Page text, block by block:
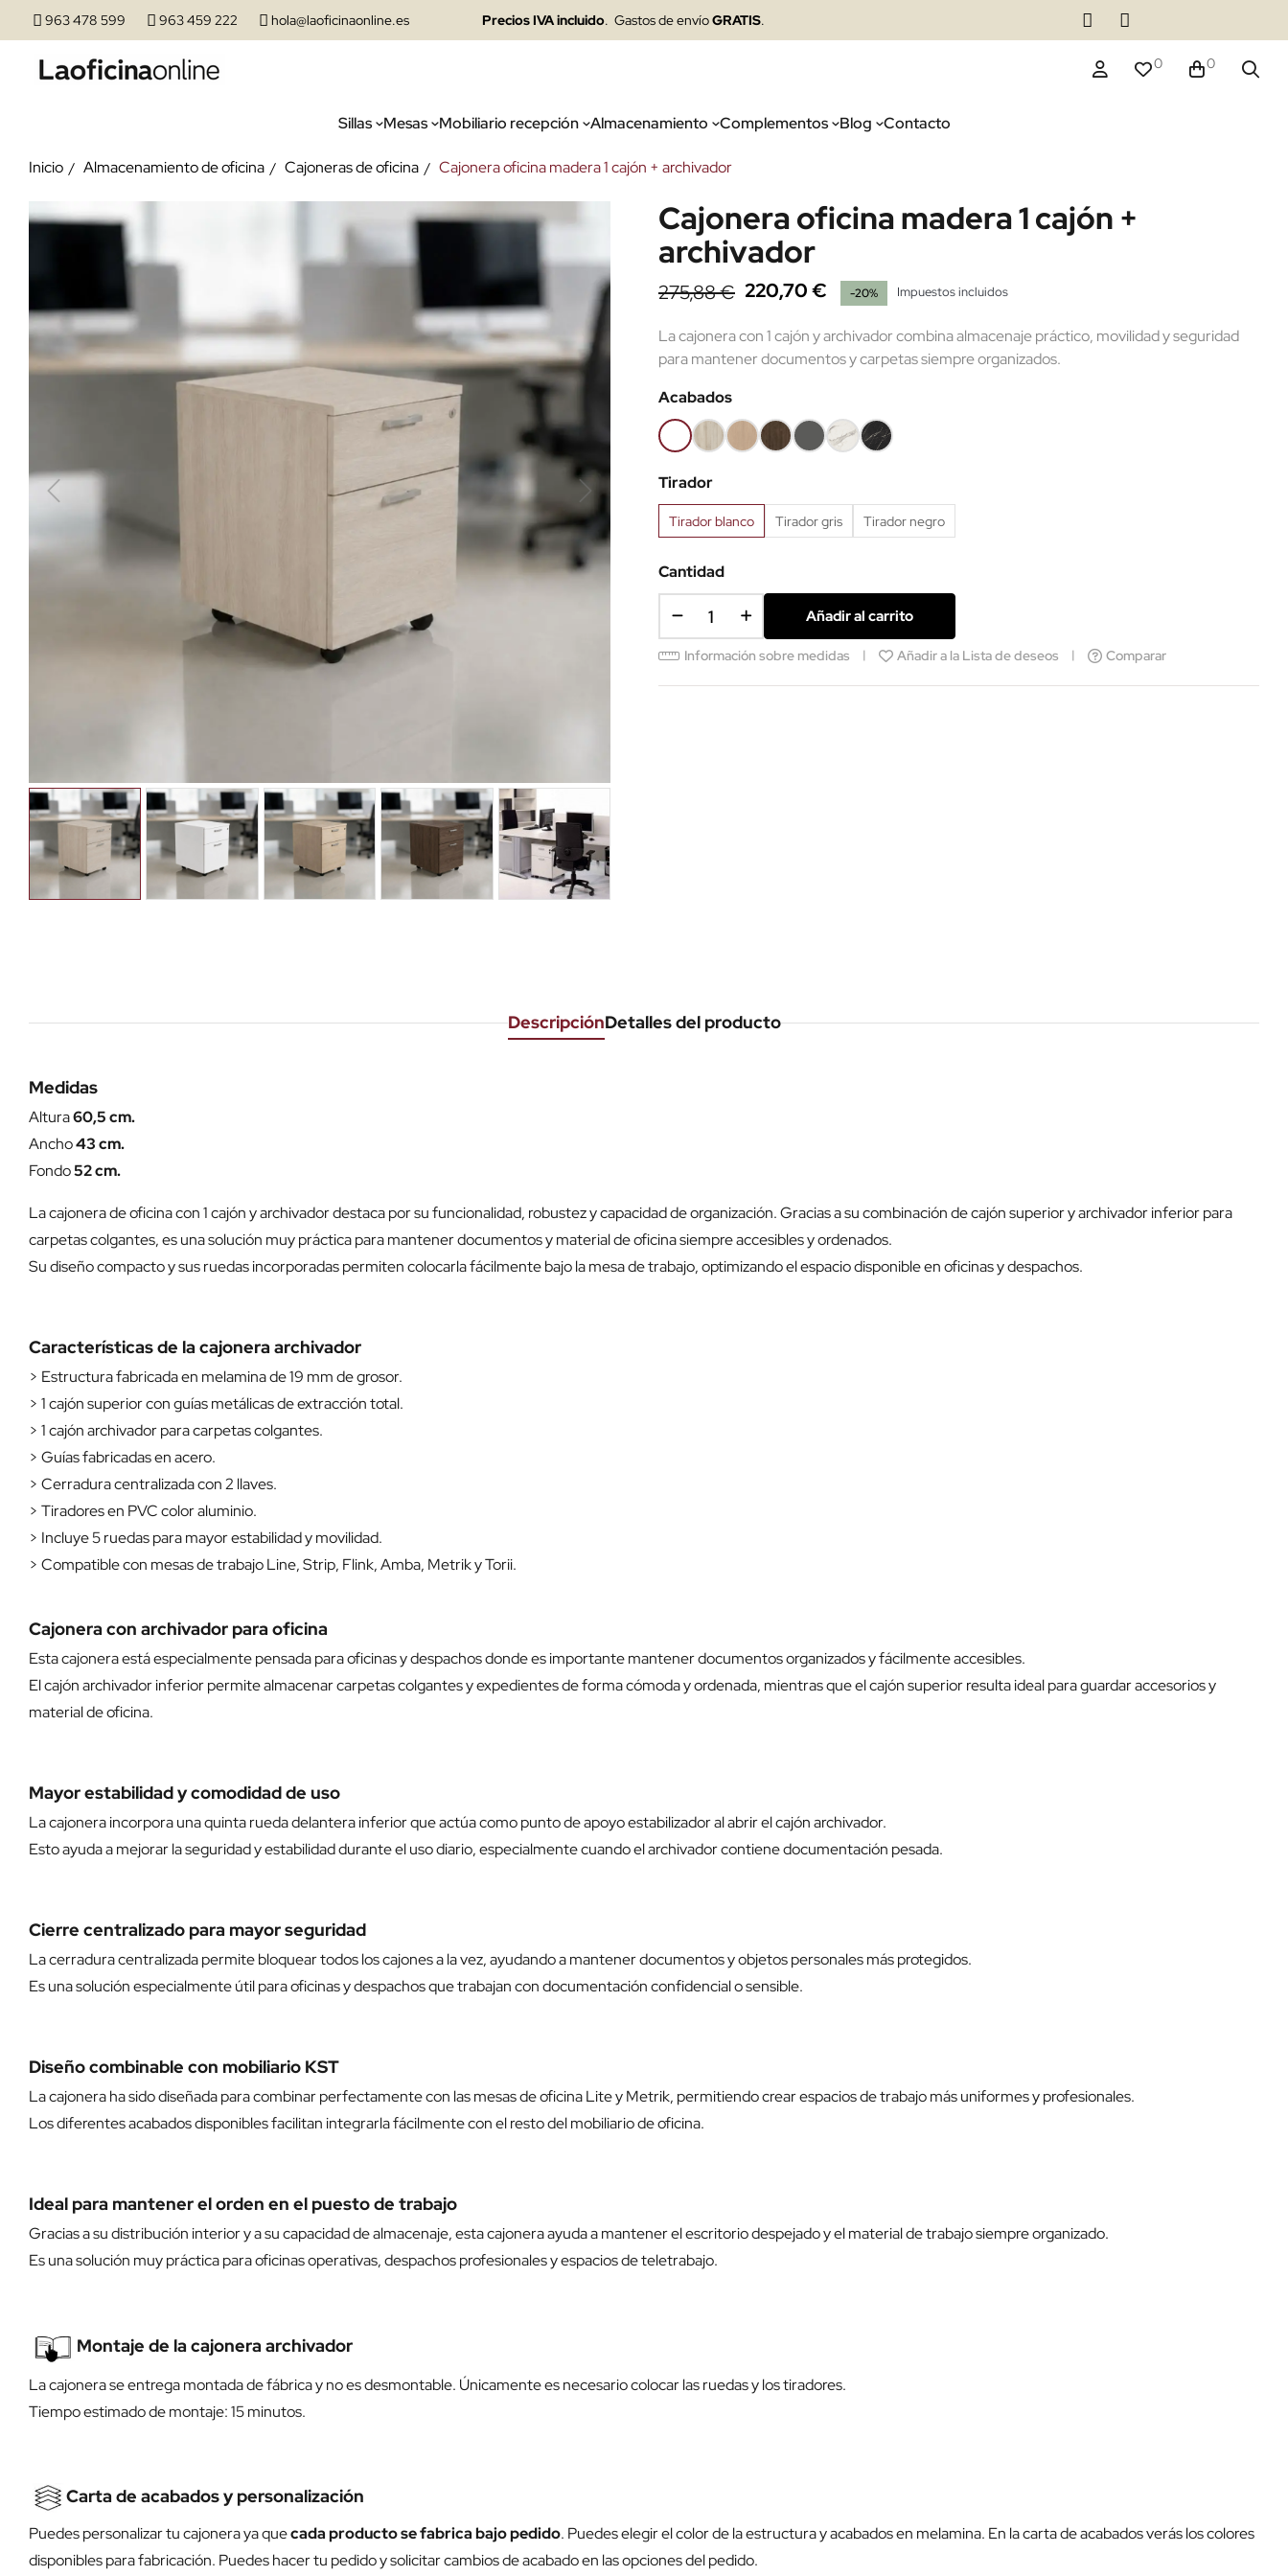
963 478 599 963 459 222 hola@laoficinaonline.es Precios IVA incluido. Gastos de envíoGRATIS.
0 0
Sillas Mesas Mobiliario recepción Almacenamiento Complementos Blog Contacto
Inicio Almacenamiento de oficina Cajoneras de oficina Cajonera oficina madera 1 cajón + archivador
Cajonera oficina madera 1 cajón +
archivador
275,88 € 220,70 € -20% Impuestos incluidos
La cajonera con 1 cajón y archivador combina almacenaje práctico, movilidad y seguridad
para mantener documentos y carpetas siempre organizados.
Acabados
Blanco
68
Haya
52
Roble
60
Castaño
53
Gris
grafito
Mármol
blanco
Mármol
negro
Tirador
Tirador blanco Tirador gris Tirador negro
Cantidad
Añadir al carrito
Información sobre medidas Añadir a la Lista de deseos Comparar
DescripciónDetalles del producto
Medidas
Altura60,5 cm.
Ancho43 cm.
Fondo52 cm.
La cajonera de oficina con 1 cajón y archivador destaca por su funcionalidad, robustez y capacidad de organización. Gracias a su combinación de cajón superior y archivador inferior para
carpetas colgantes, es una solución muy práctica para mantener documentos y material de oficina siempre accesibles y ordenados.
Su diseño compacto y sus ruedas incorporadas permiten colocarla fácilmente bajo la mesa de trabajo, optimizando el espacio disponible en oficinas y despachos.
Características de la cajonera archivador
> Estructura fabricada en melamina de 19 mm de grosor.
> 1 cajón superior con guías metálicas de extracción total.
> 1 cajón archivador para carpetas colgantes.
> Guías fabricadas en acero.
> Cerradura centralizada con 2 llaves.
> Tiradores en PVC color aluminio.
> Incluye 5 ruedas para mayor estabilidad y movilidad.
> Compatible con mesas de trabajo Line, Strip, Flink, Amba, Metrik y Torii.
Cajonera con archivador para oficina
Esta cajonera está especialmente pensada para oficinas y despachos donde es importante mantener documentos organizados y fácilmente accesibles.
El cajón archivador inferior permite almacenar carpetas colgantes y expedientes de forma cómoda y ordenada, mientras que el cajón superior resulta ideal para guardar accesorios y
material de oficina.
Mayor estabilidad y comodidad de uso
La cajonera incorpora una quinta rueda delantera inferior que actúa como punto de apoyo estabilizador al abrir el cajón archivador.
Esto ayuda a mejorar la seguridad y estabilidad durante el uso diario, especialmente cuando el archivador contiene documentación pesada.
Cierre centralizado para mayor seguridad
La cerradura centralizada permite bloquear todos los cajones a la vez, ayudando a mantener documentos y objetos personales más protegidos.
Es una solución especialmente útil para oficinas y despachos que trabajan con documentación confidencial o sensible.
Diseño combinable con mobiliario KST
La cajonera ha sido diseñada para combinar perfectamente con las mesas de oficina Lite y Metrik, permitiendo crear espacios de trabajo más uniformes y profesionales.
Los diferentes acabados disponibles facilitan integrarla fácilmente con el resto del mobiliario de oficina.
Ideal para mantener el orden en el puesto de trabajo
Gracias a su distribución interior y a su capacidad de almacenaje, esta cajonera ayuda a mantener el escritorio despejado y el material de trabajo siempre organizado.
Es una solución muy práctica para oficinas operativas, despachos profesionales y espacios de teletrabajo.
Montaje de la cajonera archivador
La cajonera se entrega montada de fábrica y no es desmontable. Únicamente es necesario colocar las ruedas y los tiradores.
Tiempo estimado de montaje: 15 minutos.
Carta de acabados y personalización
Puedes personalizar tu cajonera ya quecada producto se fabrica bajo pedido. Puedes elegir el color de la estructura y acabados en melamina. En la carta de acabados verás los colores
disponibles para fabricación. Puedes hacer tu pedido y solicitar cambios de acabado en las opciones del pedido.